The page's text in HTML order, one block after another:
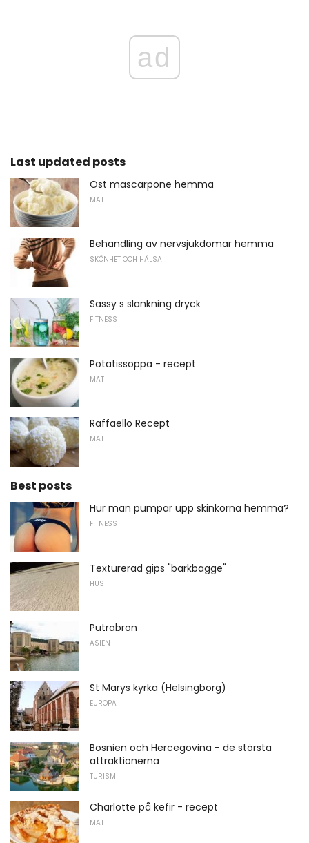
ad
Last updated posts
Ost mascarpone hemma
MAT
Behandling av nervsjukdomar hemma
SKÖNHET OCH HÄLSA
Sassy s slankning dryck
FITNESS
Potatissoppa - recept
MAT
Raffaello Recept
MAT
Best posts
Hur man pumpar upp skinkorna hemma?
FITNESS
Texturerad gips "barkbagge"
HUS
Putrabron
ASIEN
St Marys kyrka (Helsingborg)
EUROPA
Bosnien och Hercegovina - de största
attraktionerna
TURISM
Charlotte på kefir - recept
MAT